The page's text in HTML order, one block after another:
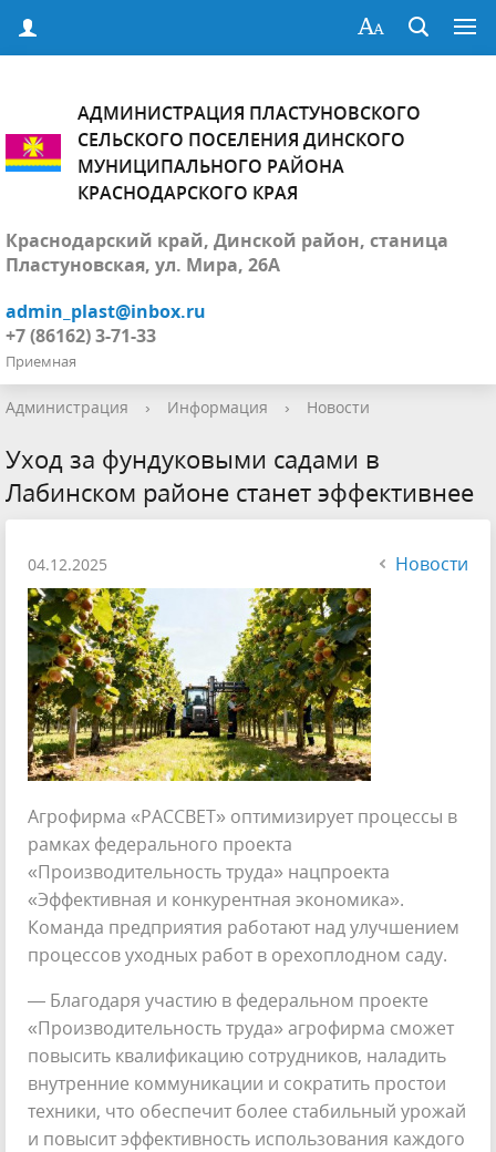
АДМИНИСТРАЦИЯ ПЛАСТУНОВСКОГО
СЕЛЬСКОГО ПОСЕЛЕНИЯ ДИНСКОГО
МУНИЦИПАЛЬНОГО РАЙОНА
КРАСНОДАРСКОГО КРАЯ
Краснодарский край, Динской район, станица
Пластуновская, ул. Мира, 26А
admin_plast@inbox.ru
+7 (86162) 3-71-33
Приемная
Администрация › Информация › Новости
Уход за фундуковыми садами в
Лабинском районе станет эффективнее
04.12.2025 Новости
Агрофирма «РАССВЕТ» оптимизирует процессы в
рамках федерального проекта
«Производительность труда» нацпроекта
«Эффективная и конкурентная экономика».
Команда предприятия работают над улучшением
процессов уходных работ в орехоплодном саду.
— Благодаря участию в федеральном проекте
«Производительность труда» агрофирма сможет
повысить квалификацию сотрудников, наладить
внутренние коммуникации и сократить простои
техники, что обеспечит более стабильный урожай
и повысит эффективность использования каждого